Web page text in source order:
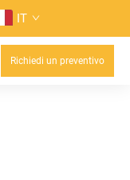
IT
Richiedi un preventivo